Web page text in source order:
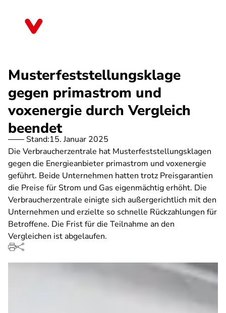
Musterfeststellungsklage
gegen primastrom und
voxenergie durch Vergleich
beendet
Stand:15. Januar 2025
Die Verbraucherzentrale hat Musterfeststellungsklagen
gegen die Energieanbieter primastrom und voxenergie
geführt. Beide Unternehmen hatten trotz Preisgarantien
die Preise für Strom und Gas eigenmächtig erhöht. Die
Verbraucherzentrale einigte sich außergerichtlich mit den
Unternehmen und erzielte so schnelle Rückzahlungen für
Betroffene. Die Frist für die Teilnahme an den
Vergleichen ist abgelaufen.